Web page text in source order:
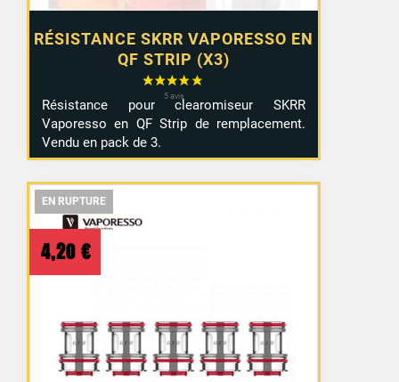
RÉSISTANCE SKRR VAPORESSO EN
QF STRIP (X3)
Résistance pour clearomiseur SKRR
Vaporesso en QF Strip de remplacement.
Vendu en pack de 3.
EN RUPTURE
EN RUPTURE
4,20 €
EN RUPTURE